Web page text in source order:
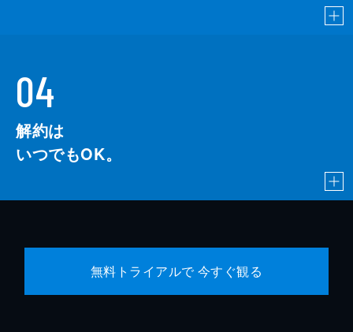
04
解約は
いつでもOK。
無料トライアルで 今すぐ観る